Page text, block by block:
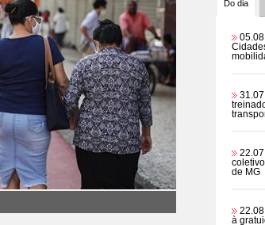
Do dia
de MG
à